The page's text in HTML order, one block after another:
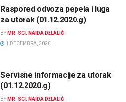
Raspored odvoza pepela i luga
za utorak (01.12.2020.g)
BY MR. SCI. NAIDA DELALIĆ
1 DECEMBRA, 2020
Servisne informacije za utorak
(01.12.2020.g)
BY MR. SCI. NAIDA DELALIĆ